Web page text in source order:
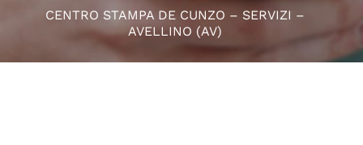
CENTRO STAMPA DE CUNZO – SERVIZI –
AVELLINO (AV)